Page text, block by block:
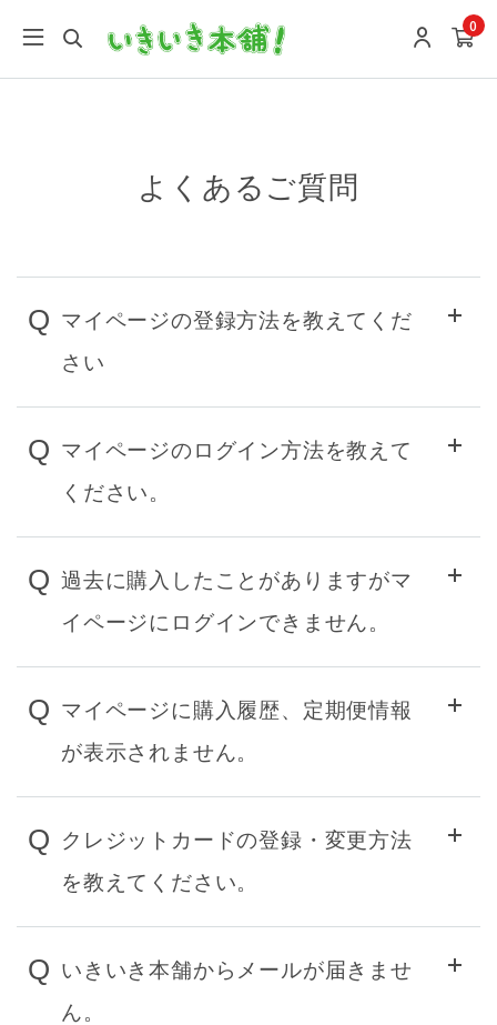
0
よくあるご質問
Q マイページの登録方法を教えてくだ
さい
Q マイページのログイン方法を教えて
ください。
Q 過去に購入したことがありますがマ
イページにログインできません。
Q マイページに購入履歴、定期便情報
が表示されません。
Q
クレジットカードの登録・変更方法
を教えてください。
Q いきいき本舗からメールが届きませ
ん。